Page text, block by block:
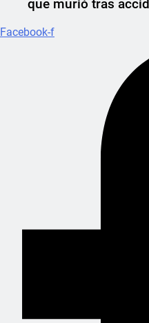
que murió tras
Facebook-f